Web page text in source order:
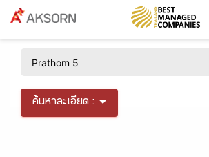
ค้นหาละเอียด :